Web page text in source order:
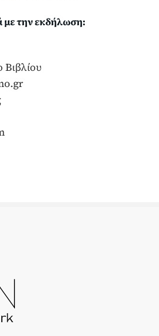
με την εκδήλωση:
Βιβλίου